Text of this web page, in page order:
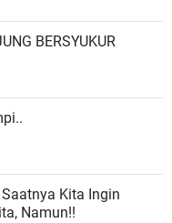
BERSYUKUR
Kita Ingin
Namun!!